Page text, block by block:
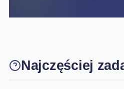
Najczęściej